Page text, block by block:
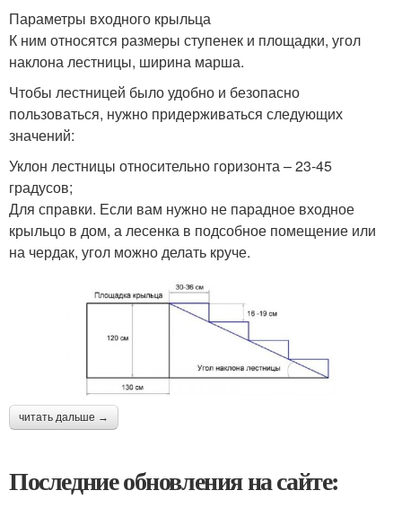
Параметры входного крыльца
К ним относятся размеры ступенек и площадки, угол
наклона лестницы, ширина марша.
Чтобы лестницей было удобно и безопасно
пользоваться, нужно придерживаться следующих
значений:
Уклон лестницы относительно горизонта – 23-45
градусов;
Для справки. Если вам нужно не парадное входное
крыльцо в дом, а лесенка в подсобное помещение или
на чердак, угол можно делать круче.
читать дальше →
Последние обновления на сайте: